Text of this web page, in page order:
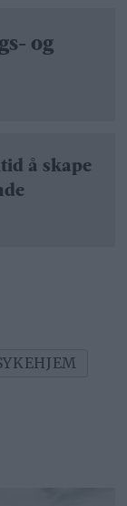
og
å skape